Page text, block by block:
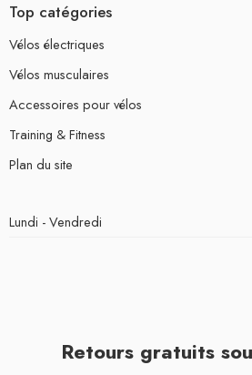
Top catégories
Vélos électriques
Vélos musculaires
Accessoires pour vélos
Training & Fitness
Plan du site
Lundi - Vendredi
Retours gratuits